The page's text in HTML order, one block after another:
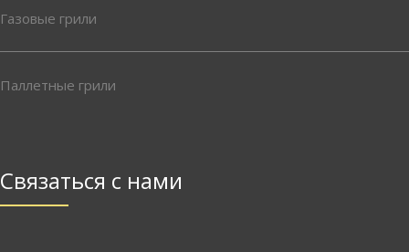
Газовые грили
Паллетные грили
Связаться с нами